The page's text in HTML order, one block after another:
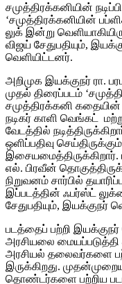
சமுத்திரக்கனியின்
‘சமுத்திரக்கனியின்
லுக் இன்று
விஜய் சேதுபதியும்,
வெளியிட்டனர்.
அறிமுக இயக்குநர் ரா.
முதல் திரைப்படம்
சமுத்திரக்கனி கதையின்
நடிகர் காளி வெங்கட்
வேடத்தில்
ஒளிப்பதிவு
இசையமைத்திருக்கிறார்.
எல். பிரவீன்
நிறுவனம் சார்பில்
இப்படத்தின் ஃபர்ஸ்ட்
சேதுபதியும், இயக்குநர்
படத்தைப் பற்றி இயக்குநர்
அரசியலை மையப்படுத்தி
அரசியல் தலைவர்களை
இருக்கிறது.
தொண்டர்களை பற்றிய